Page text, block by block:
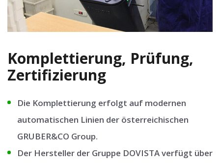
Komplettierung, Prüfung,
Zertifizierung
Die Komplettierung erfolgt auf modernen
automatischen Linien der österreichischen
GRUBER&CO Group.
Der Hersteller der Gruppe DOVISTA verfügt über